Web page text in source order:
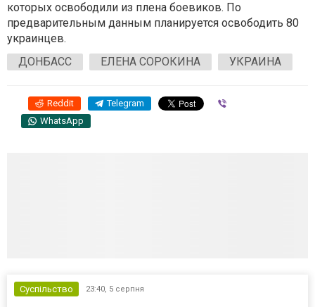
которых освободили из плена боевиков. По
предварительным данным планируется освободить 80
украинцев.
ДОНБАСС
ЕЛЕНА СОРОКИНА УКРАИНА
Reddit Telegram
WhatsApp
Суспільство 23:40, 5 серпня